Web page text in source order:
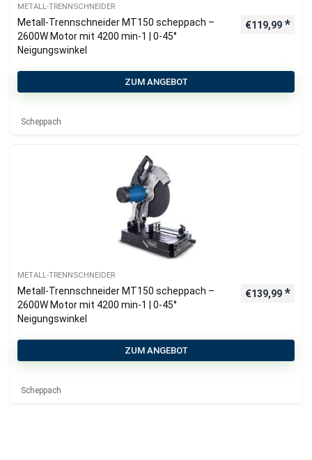
METALL-TRENNSCHNEIDER
Metall-Trennschneider MT150 scheppach –
2600W Motor mit 4200 min-1 | 0-45°
Neigungswinkel
€119,99
ZUM ANGEBOT
Scheppach
METALL-TRENNSCHNEIDER
Metall-Trennschneider MT150 scheppach –
2600W Motor mit 4200 min-1 | 0-45°
Neigungswinkel
€139,99
ZUM ANGEBOT
Scheppach